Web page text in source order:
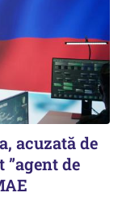
acuzată de
de